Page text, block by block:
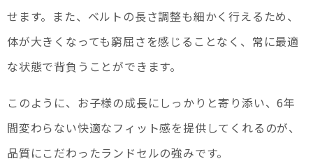
せます。また、ベルトの長さ調整も細かく行えるため、
体が大きくなっても窮屈さを感じることなく、常に最適
な状態で背負うことができます。
このように、お子様の成長にしっかりと寄り添い、6年
間変わらない快適なフィット感を提供してくれるのが、
品質にこだわったランドセルの強みです。